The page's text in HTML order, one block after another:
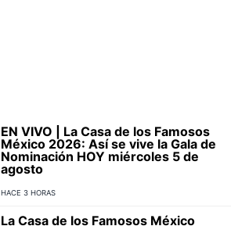
EN VIVO | La Casa de los Famosos
México 2026: Así se vive la Gala de
Nominación HOY miércoles 5 de
agosto
HACE 3 HORAS
La Casa de los Famosos México